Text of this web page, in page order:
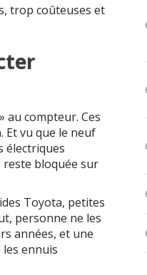
trop coûteuses et
au compteur. Ces
Et vu que le neuf
électriques
reste bloquée sur
Toyota, petites
personne ne les
années, et une
ennuis